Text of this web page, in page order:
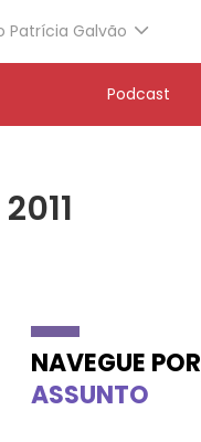
Patrícia Galvão
Podcast
NAVEGUE POR
ASSUNTO